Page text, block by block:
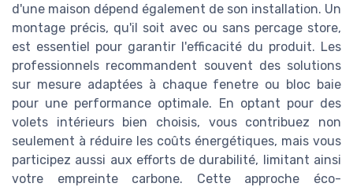
d'une maison dépend également de son installation. Un
montage précis, qu'il soit avec ou sans percage store,
est essentiel pour garantir l'efficacité du produit. Les
professionnels recommandent souvent des solutions
sur mesure adaptées à chaque fenetre ou bloc baie
pour une performance optimale. En optant pour des
volets intérieurs bien choisis, vous contribuez non
seulement à réduire les coûts énergétiques, mais vous
participez aussi aux efforts de durabilité, limitant ainsi
votre empreinte carbone. Cette approche éco-